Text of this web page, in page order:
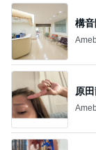
構
原